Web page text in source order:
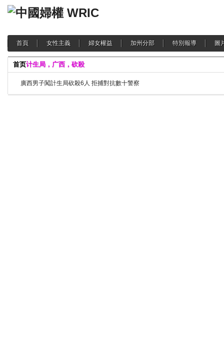
首頁 女性主義 婦女權益 加州分部 特別報導 圖
首页计生局，广西，砍殺
廣西男子闖計生局砍殺6人 拒捕對抗數十警察